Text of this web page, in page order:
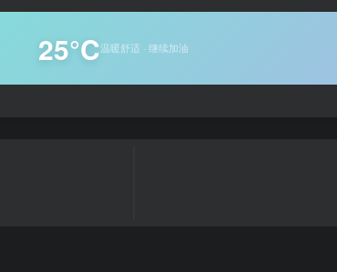
25°C温暖舒适 · 继续加油